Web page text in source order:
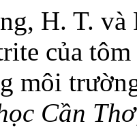
H. T.
của
môi
Cần Thơ